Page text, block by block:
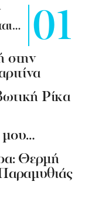
στην
Ρίκα
μου…
Θερμή